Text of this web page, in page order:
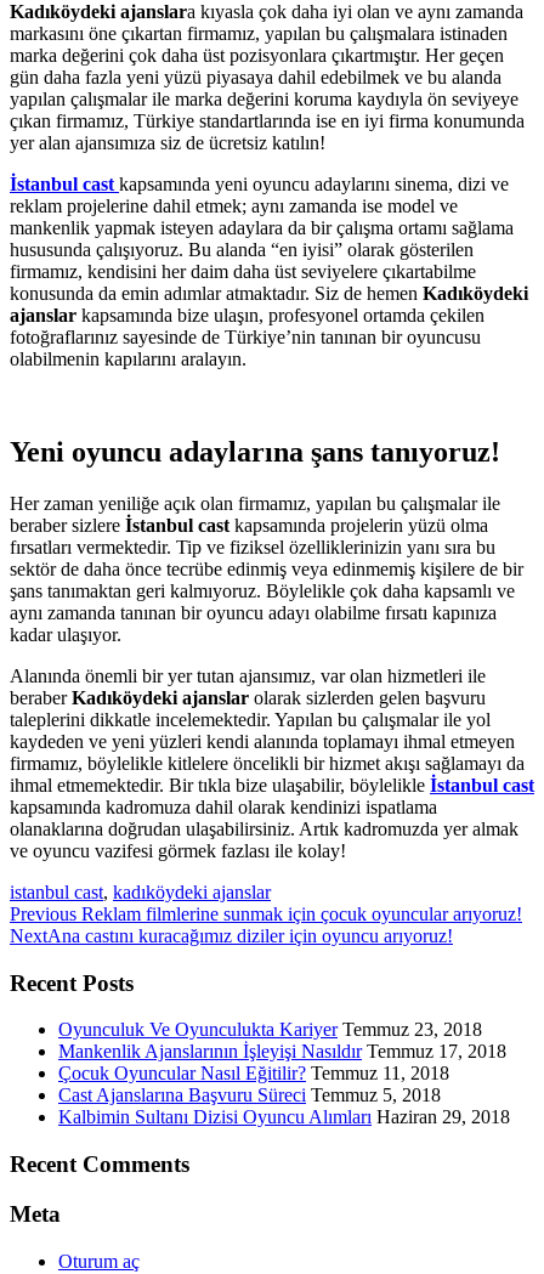
Kadıköydeki ajanslara kıyasla çok daha iyi olan ve aynı zamanda
markasını öne çıkartan firmamız, yapılan bu çalışmalara istinaden
marka değerini çok daha üst pozisyonlara çıkartmıştır. Her geçen
gün daha fazla yeni yüzü piyasaya dahil edebilmek ve bu alanda
yapılan çalışmalar ile marka değerini koruma kaydıyla ön seviyeye
çıkan firmamız, Türkiye standartlarında ise en iyi firma konumunda
yer alan ajansımıza siz de ücretsiz katılın!
İstanbul cast kapsamında yeni oyuncu adaylarını sinema, dizi ve
reklam projelerine dahil etmek; aynı zamanda ise model ve
mankenlik yapmak isteyen adaylara da bir çalışma ortamı sağlama
hususunda çalışıyoruz. Bu alanda “en iyisi” olarak gösterilen
firmamız, kendisini her daim daha üst seviyelere çıkartabilme
konusunda da emin adımlar atmaktadır. Siz de hemen Kadıköydeki
ajanslar kapsamında bize ulaşın, profesyonel ortamda çekilen
fotoğraflarınız sayesinde de Türkiye’nin tanınan bir oyuncusu
olabilmenin kapılarını aralayın.
Yeni oyuncu adaylarına şans tanıyoruz!
Her zaman yeniliğe açık olan firmamız, yapılan bu çalışmalar ile
beraber sizlere İstanbul cast kapsamında projelerin yüzü olma
fırsatları vermektedir. Tip ve fiziksel özelliklerinizin yanı sıra bu
sektör de daha önce tecrübe edinmiş veya edinmemiş kişilere de bir
şans tanımaktan geri kalmıyoruz. Böylelikle çok daha kapsamlı ve
aynı zamanda tanınan bir oyuncu adayı olabilme fırsatı kapınıza
kadar ulaşıyor.
Alanında önemli bir yer tutan ajansımız, var olan hizmetleri ile
beraberKadıköydeki ajanslar olarak sizlerden gelen başvuru
taleplerini dikkatle incelemektedir. Yapılan bu çalışmalar ile yol
kaydeden ve yeni yüzleri kendi alanında toplamayı ihmal etmeyen
firmamız, böylelikle kitlelere öncelikli bir hizmet akışı sağlamayı da
ihmal etmemektedir. Bir tıkla bize ulaşabilir, böylelikle İstanbul cast
kapsamında kadromuza dahil olarak kendinizi ispatlama
olanaklarına doğrudan ulaşabilirsiniz. Artık kadromuzda yer almak
ve oyuncu vazifesi görmek fazlası ile kolay!
istanbul cast, kadıköydeki ajanslar
PreviousPrevious
post:
Reklam filmlerine sunmak için çocuk oyuncular arıyoruz!
NextNext
Ana castını kuracağımız diziler için oyuncu arıyoruz!
Recent Posts
Oyunculuk Ve Oyunculukta Kariyer Temmuz 23, 2018
Mankenlik Ajanslarının İşleyişi Nasıldır Temmuz 17, 2018
Çocuk Oyuncular Nasıl Eğitilir? Temmuz 11, 2018
Cast Ajanslarına Başvuru Süreci Temmuz 5, 2018
Kalbimin Sultanı Dizisi Oyuncu Alımları Haziran 29, 2018
Recent Comments
Meta
Oturum aç